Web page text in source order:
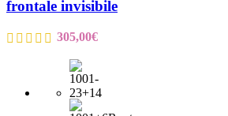
frontale invisibile
305,00€